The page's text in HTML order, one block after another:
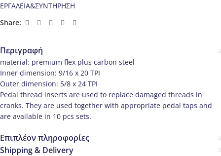
ΕΡΓΑΛΕΙΑ&ΣΥΝΤΗΡΗΣΗ
Share:
Περιγραφή
material: premium flex plus carbon steel
Inner dimension: 9/16 x 20 TPI
Outer dimension: 5/8 x 24 TPI
Pedal thread inserts are used to replace damaged threads in
cranks. They are used together with appropriate pedal taps and
are available in 10 pcs sets.
Επιπλέον πληροφορίες
Shipping & Delivery